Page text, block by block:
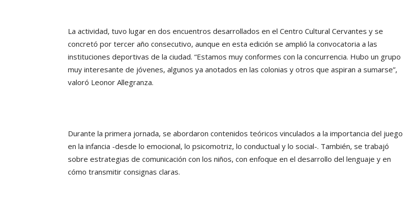
La actividad, tuvo lugar en dos encuentros desarrollados en el Centro Cultural Cervantes y se
concretó por tercer año consecutivo, aunque en esta edición se amplió la convocatoria a las
instituciones deportivas de la ciudad. “Estamos muy conformes con la concurrencia. Hubo un grupo
muy interesante de jóvenes, algunos ya anotados en las colonias y otros que aspiran a sumarse”,
valoró Leonor Allegranza.
Durante la primera jornada, se abordaron contenidos teóricos vinculados a la importancia del juego
en la infancia -desde lo emocional, lo psicomotriz, lo conductual y lo social-. También, se trabajó
sobre estrategias de comunicación con los niños, con enfoque en el desarrollo del lenguaje y en
cómo transmitir consignas claras.